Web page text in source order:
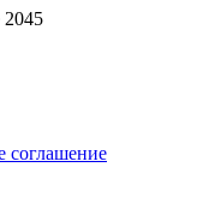
соглашение